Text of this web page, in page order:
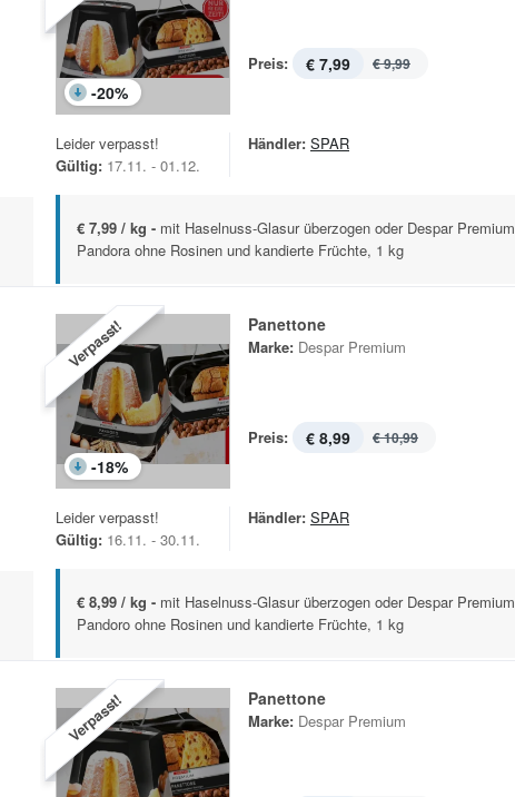
-20%
Preis: € 7,99 € 9,99
Leider verpasst!
Gültig: 17.11. - 01.12.
Händler: SPAR
€ 7,99 / kg - mit Haselnuss-Glasur überzogen oder Despar Premium
Pandora ohne Rosinen und kandierte Früchte, 1 kg
Verpasst!
-18%
Panettone
Marke: Despar Premium
Preis: € 8,99 € 10,99
Leider verpasst!
Gültig: 16.11. - 30.11.
Händler: SPAR
€ 8,99 / kg - mit Haselnuss-Glasur überzogen oder Despar Premium
Pandoro ohne Rosinen und kandierte Früchte, 1 kg
Verpasst! Panettone
Marke: Despar Premium